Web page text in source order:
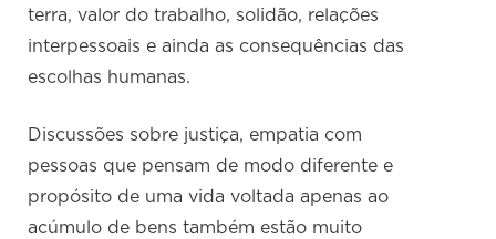
terra, valor do trabalho, solidão, relações
interpessoais e ainda as consequências das
escolhas humanas.
Discussões sobre justiça, empatia com
pessoas que pensam de modo diferente e
propósito de uma vida voltada apenas ao
acúmulo de bens também estão muito